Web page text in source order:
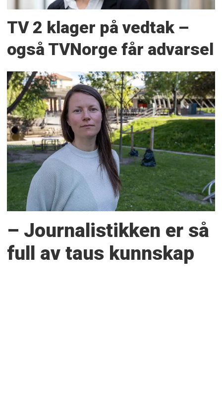
TV 2 klager på vedtak –
også TVNorge får advarsel
– Journalistikken er så
full av taus kunnskap